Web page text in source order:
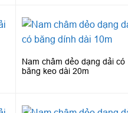
Nam châm dẻo dạng dải có
băng keo dài 20m